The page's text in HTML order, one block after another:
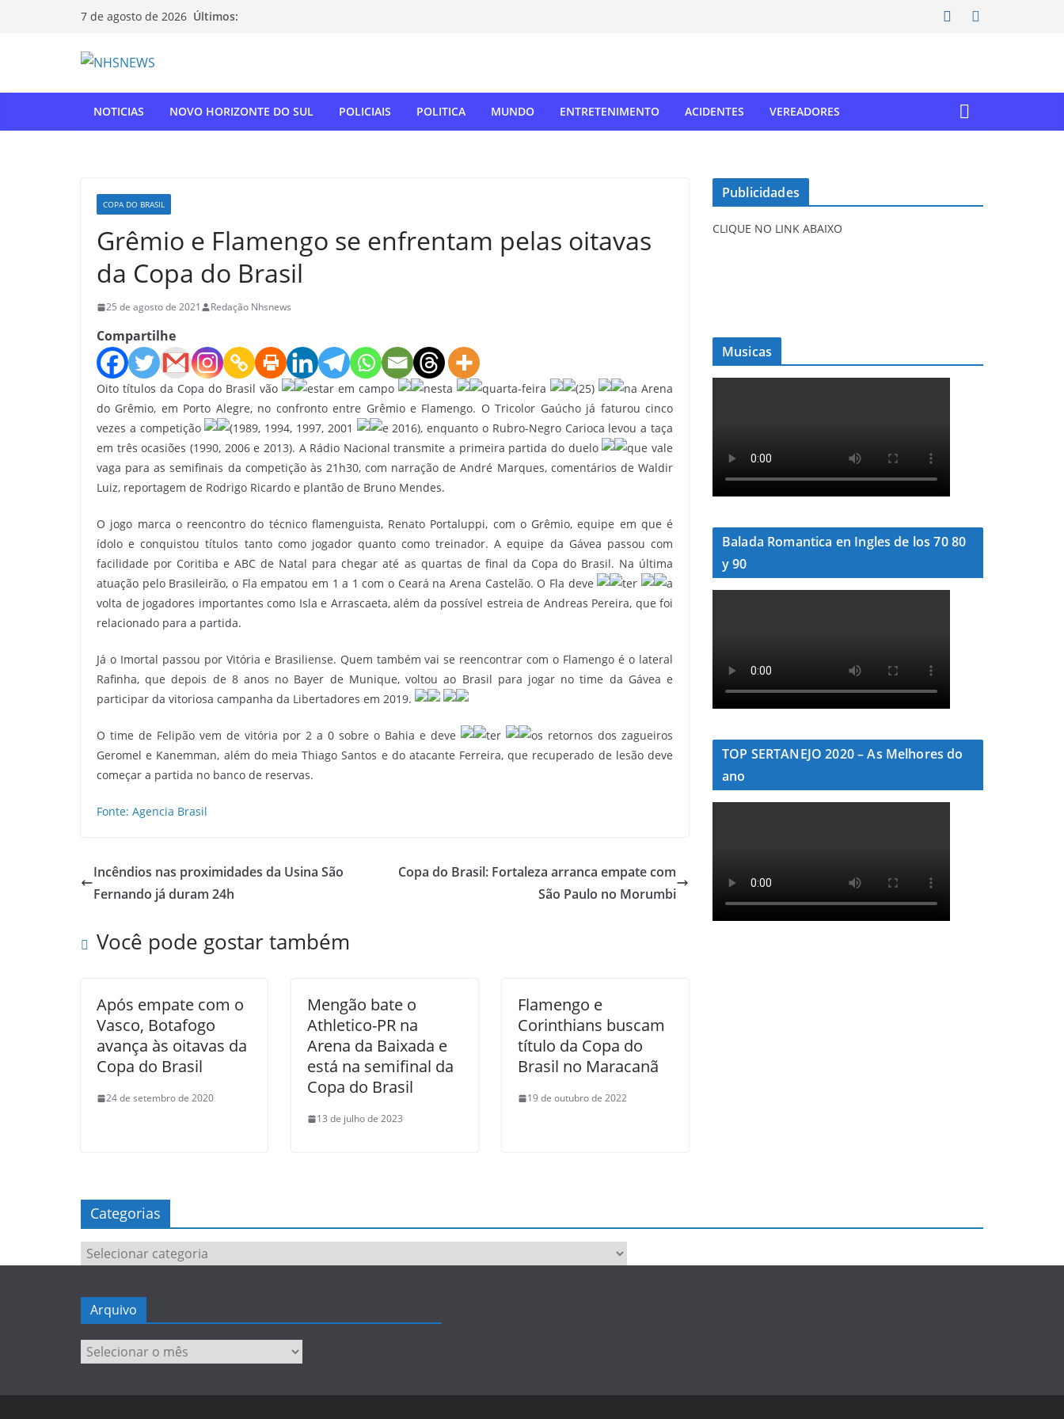
7 de agosto de 2026 Últimos:
NOTICIAS NOVO HORIZONTE DO SUL POLICIAIS POLITICA MUNDO ENTRETENIMENTO ACIDENTES VEREADORES
COPA DO BRASIL
Grêmio e Flamengo se enfrentam pelas oitavas
da Copa do Brasil
25 de agosto de 2021 Redação Nhsnews
Compartilhe
Oito títulos da Copa do Brasil vão estar em campo nesta quarta-feira (25)
na Arena
do Grêmio, em Porto Alegre, no confronto entre Grêmio e Flamengo. O Tricolor Gaúcho já faturou cinco
vezes a competição
(1989, 1994, 1997, 2001
e 2016), enquanto o Rubro-Negro Carioca levou a taça
em três ocasiões (1990, 2006 e 2013). A Rádio Nacional transmite a primeira partida do duelo
que vale
vaga para as semifinais da competição às 21h30, com narração de André Marques, comentários de Waldir
Luiz, reportagem de Rodrigo Ricardo e plantão de Bruno Mendes.
O jogo marca o reencontro do técnico flamenguista, Renato Portaluppi, com o Grêmio, equipe em que é
ídolo e conquistou títulos tanto como jogador quanto como treinador. A equipe da Gávea passou com
facilidade por Coritiba e ABC de Natal para chegar até as quartas de final da Copa do Brasil. Na última
atuação pelo Brasileirão, o Fla empatou em 1 a 1 com o Ceará na Arena Castelão. O Fla deve
ter
a
volta de jogadores importantes como Isla e Arrascaeta, além da possível estreia de Andreas Pereira, que foi
relacionado para a partida.
Já o Imortal passou por Vitória e Brasiliense. Quem também vai se reencontrar com o Flamengo é o lateral
Rafinha, que depois de 8 anos no Bayer de Munique, voltou ao Brasil para jogar no time da Gávea e
participar da vitoriosa campanha da Libertadores em 2019.
O time de Felipão vem de vitória por 2 a 0 sobre o Bahia e deve ter
os retornos dos zagueiros
Geromel e Kanemman, além do meia Thiago Santos e do atacante Ferreira, que recuperado de lesão deve
começar a partida no banco de reservas.
Fonte: Agencia Brasil
Incêndios nas proximidades da Usina São
Fernando já duram 24h
Copa do Brasil: Fortaleza arranca empate com
São Paulo no Morumbi
Você pode gostar também
Após empate com o
Vasco, Botafogo
avança às oitavas da
Copa do Brasil
24 de setembro de 2020
Mengão bate o
Athletico-PR na
Arena da Baixada e
está na semifinal da
Copa do Brasil
13 de julho de 2023
Flamengo e
Corinthians buscam
título da Copa do
Brasil no Maracanã
19 de outubro de 2022
Publicidades
CLIQUE NO LINK ABAIXO
Musicas
Balada Romantica en Ingles de los 70 80
y 90
TOP SERTANEJO 2020 – As Melhores do
ano
Categorias
Categorias
Arquivo
Arquivo